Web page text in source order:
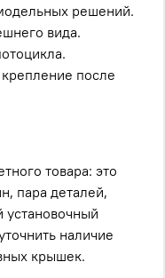
решений.
вида.
после
товара: это
пара деталей,
наличие
крышек.